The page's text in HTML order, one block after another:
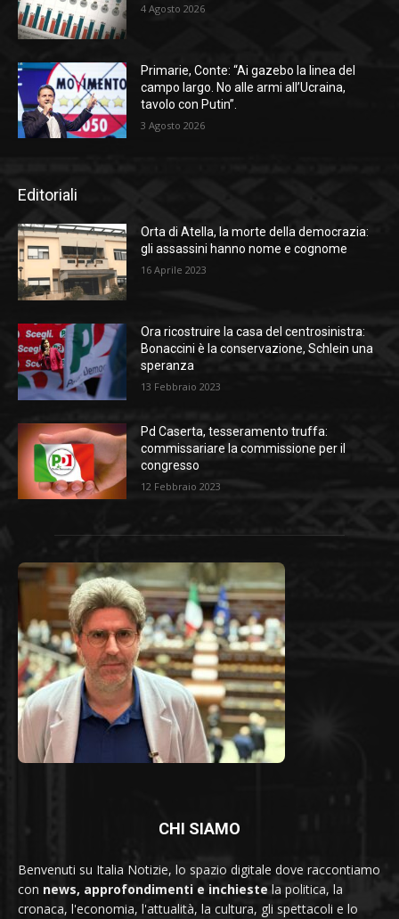
4 Agosto 2026
Primarie, Conte: “Ai gazebo la linea del
campo largo. No alle armi all’Ucraina,
tavolo con Putin”.
3 Agosto 2026
Editoriali
Orta di Atella, la morte della democrazia:
gli assassini hanno nome e cognome
16 Aprile 2023
Ora ricostruire la casa del centrosinistra:
Bonaccini è la conservazione, Schlein una
speranza
13 Febbraio 2023
Pd Caserta, tesseramento truffa:
commissariare la commissione per il
congresso
12 Febbraio 2023
CHI SIAMO
Benvenuti su Italia Notizie, lo spazio digitale dove raccontiamo
con news, approfondimenti e inchieste la politica, la
cronaca, l'economia, l'attualità, la cultura, gli spettacoli e lo